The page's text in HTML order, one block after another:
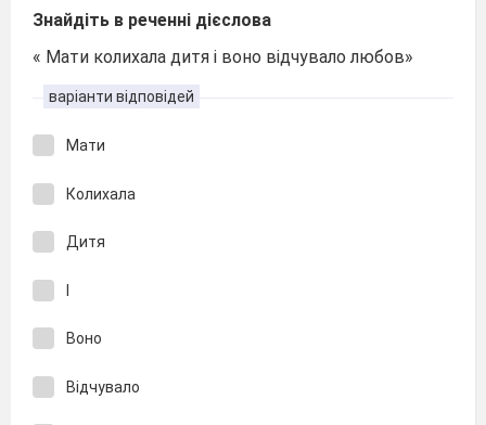
Знайдіть в реченні дієслова
« Мати колихала дитя і воно відчувало любов»
варіанти відповідей
Мати
Колихала
Дитя
І
Воно
Відчувало